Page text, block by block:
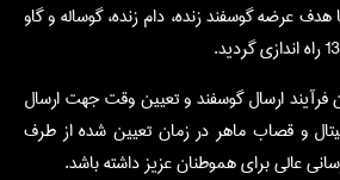
عرضه گوسفند زنده، دام زنده، گوساله و گاو
فرآیند ارسال گوسفند و تعیین وقت جهت ارسال
و قصاب ماهر در زمان تعیین شده از طرف
عالی برای هموطنان عزیز داشته باشد.